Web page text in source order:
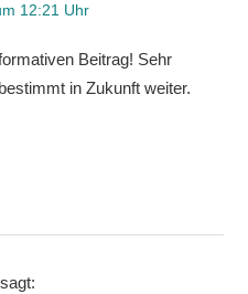
12:21 Uhr
Beitrag! Sehr
in Zukunft weiter.
sagt: